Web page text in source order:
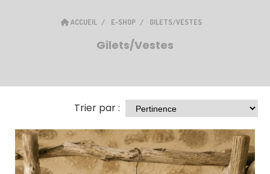
ACCUEIL E-SHOP GILETS/VESTES
Gilets/Vestes
Trier par :